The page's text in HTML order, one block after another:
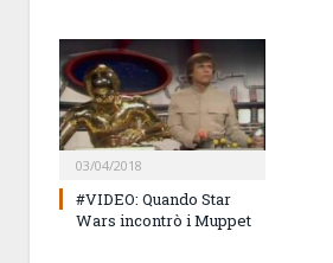
03/04/2018
#VIDEO: Quando Star
Wars incontrò i Muppet